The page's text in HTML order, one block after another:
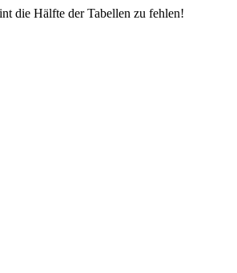
die Hälfte der Tabellen zu fehlen!